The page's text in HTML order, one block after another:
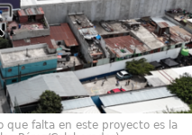
que falta en este proyecto es la